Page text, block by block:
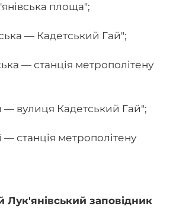
площа";
— Кадетський Гай";
— станція метрополітену
вулиця Кадетський Гай";
станція метрополітену
заповідник